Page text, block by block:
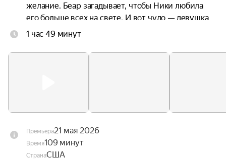
желание. Беар загадывает, чтобы Ники любила
его больше всех на свете. И вот чудо — девушка
и правда в него влюбляется. Однако его счастью
одержима, а её знаки внимания становятся всё
1 час 49 минут
Премьера21 мая 2026
Время109 минут
СтранаСША